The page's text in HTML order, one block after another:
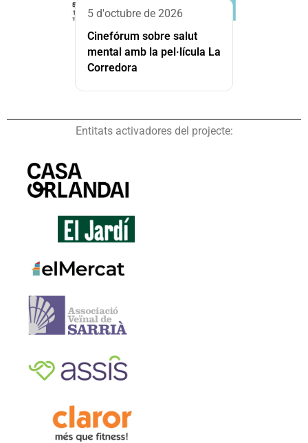
5 d'octubre de 2026
Cinefórum sobre salut
mental amb la pel·lícula La
Corredora
Entitats activadores del projecte: